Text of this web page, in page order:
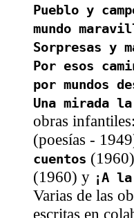
Pueblo y
mundo
Sorpresas y
Por esos
por mundos
Una mirada la
obras infantiles:
(poesías -
cuentos
(1960) y ¡A
Varias de las
escritas en